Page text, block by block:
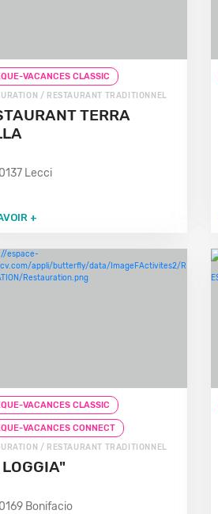
VACANCES CLASSIC
/ RESTAURANT TRADITIONNEL
TERRA
Lecci
+
VACANCES CLASSIC
VACANCES CONNECT
/ RESTAURANT TRADITIONNEL
Bonifacio